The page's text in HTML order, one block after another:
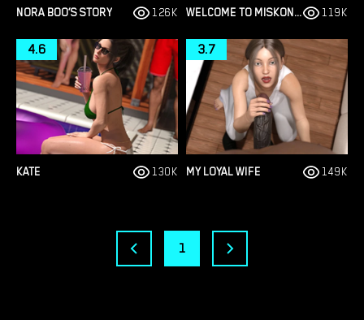
NORA BOO’S STORY 126K WELCOME TO MISKONYOS 119K
KATE
4.6
130K MY LOYAL WIFE
3.7
149K
1